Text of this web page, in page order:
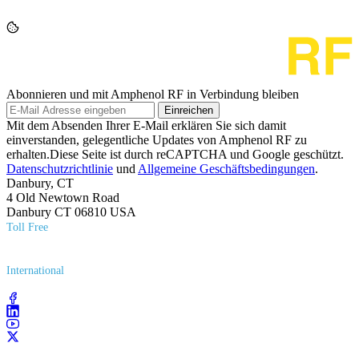
Abonnieren und mit Amphenol RF in Verbindung bleiben
Einreichen
Mit dem Absenden Ihrer E-Mail erklären Sie sich damit
einverstanden, gelegentliche Updates von Amphenol RF zu
erhalten.Diese Seite ist durch reCAPTCHA und Google geschützt.
Datenschutzrichtlinie und Allgemeine Geschäftsbedingungen.
Danbury, CT
4 Old Newtown Road
Danbury CT 06810 USA
Toll Free
International